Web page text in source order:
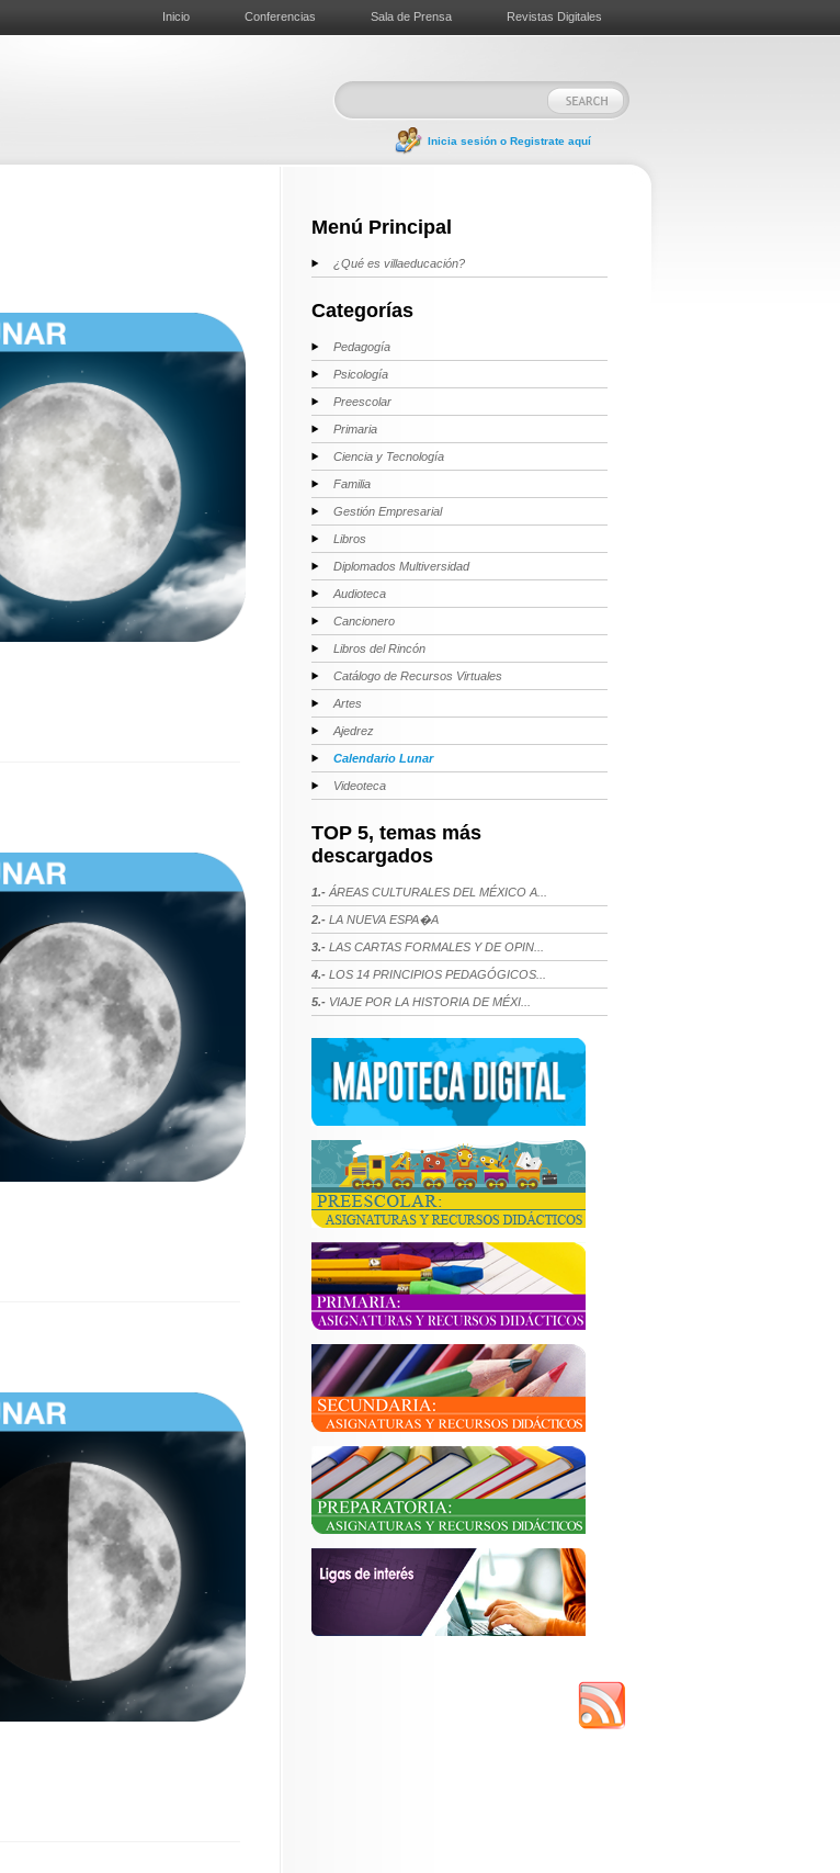
Inicio Conferencias Sala de Prensa Revistas Digitales
Inicia sesión o Registrate aquí
Menú Principal
¿Qué es villaeducación?
Categorías
Pedagogía
Psicología
Preescolar
Primaria
Ciencia y Tecnología
Familia
Gestión Empresarial
Libros
Diplomados Multiversidad
Audioteca
Cancionero
Libros del Rincón
Catálogo de Recursos Virtuales
Artes
Ajedrez
Calendario Lunar
Videoteca
TOP 5, temas más
descargados
1.- ÁREAS CULTURALES DEL MÉXICO A...
2.- LA NUEVA ESPA�A
3.- LAS CARTAS FORMALES Y DE OPIN...
4.- LOS 14 PRINCIPIOS PEDAGÓGICOS...
5.- VIAJE POR LA HISTORIA DE MÉXI...